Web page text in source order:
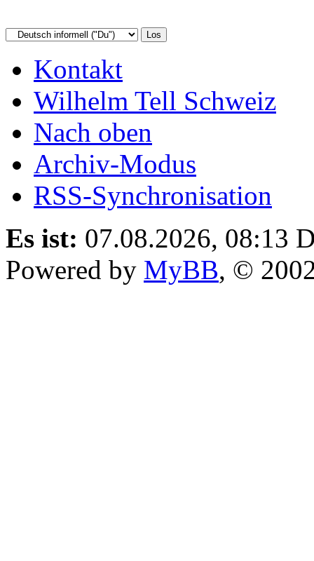
Kontakt
Wilhelm Tell Schweiz
Nach oben
Archiv-Modus
RSS-Synchronisation
Es ist: 07.08.2026, 08:13
Powered by MyBB, ©